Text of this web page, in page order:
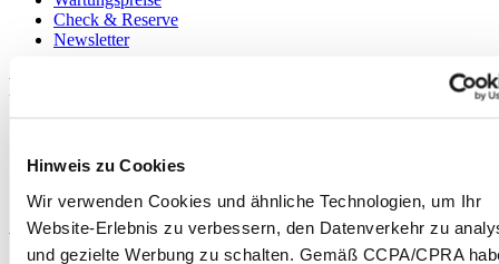
Hinweis zu Cookies
Wir verwenden Cookies und ähnliche Technologien, um Ihr
Website-Erlebnis zu verbessern, den Datenverkehr zu
und gezielte Werbung zu schalten. Gemäß CCPA/CPRA
Check & Reserve
Newsletter
Rechtliches
Hinweis zu Cookies
Verkaufsbedingungen und Konditionen
Willkommen im CERTINA Club